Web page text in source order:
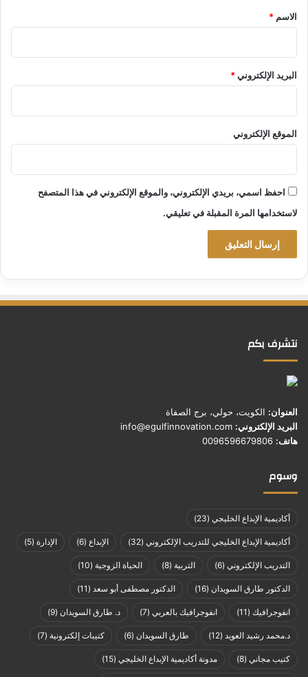
*
الاسم *
البريد الإلكتروني*
الموقع الإلكتروني
احفظ اسمي، بريدي الإلكتروني، والموقع الإلكتروني في هذا المتصفح
لاستخدامها المرة المقبلة في تعليقي.
نتشرف بكم
العنوان: الكويت، حولي، برج الصفاة
البريد الإلكتروني: info@egulfinnovation.com
هاتف: 0096596679806
وسوم
أكاديمية الإبداع الخليجي (23)
أكاديمية الإبداع الخليجي للتدريب الإلكتروني (32) الإبداع (6) الإدارة (5)
التدريب الإلكتروني (6) التربية (8) الحياة الزوجية (10)
الدكتور طارق السويدان (16) الدكتور مصطفى أبو سعد (11)
انفوجرافيك (11) انفوجرافيك بالعربي (7) د. طارق السويدان (9)
د.محمد رشيد العويد (12) طارق السويدان (6) كتيبات إلكترونية (7)
كتيب مجاني (8) مدونة أكاديمية الإبداع الخليجي (15)